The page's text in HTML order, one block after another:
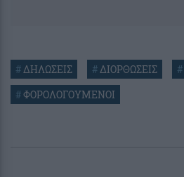
#ΔΗΛΩΣΕΙΣ #ΔΙΟΡΘΩΣΕΙΣ #
#ΦΟΡΟΛΟΓΟΥΜΕΝΟΙ